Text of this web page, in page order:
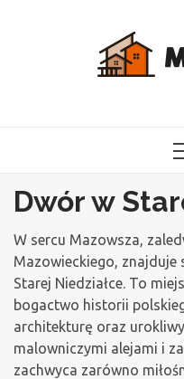
Dwór w
W sercu Mazowsza,
Mazowieckiego, znajduje
Starej Niedziałce. To
bogactwo historii
architekturę oraz
malowniczymi alejami i
zachwyca zarówno